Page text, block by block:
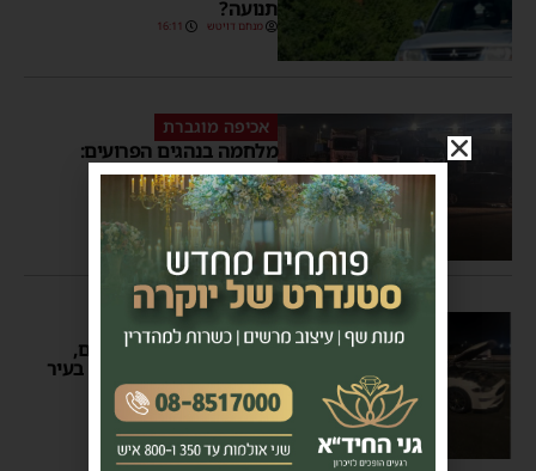
תנועה?
מנחם דויטש 16:11
אכיפה מוגברת
מלחמה בנהגים הפרועים:
מבצע אכיפה רחב היקף
באשדוד
משה קאהן 09:24
ציד הנהגים המסוכנים
סוף לדרום הפרוע: מרוצים,
שיכורים ורכבים מסוכנים בעיר
הדרומית
משה קאהן 18:06 1 תגובות